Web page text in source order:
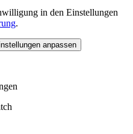
in den Einstellungen
.
anpassen